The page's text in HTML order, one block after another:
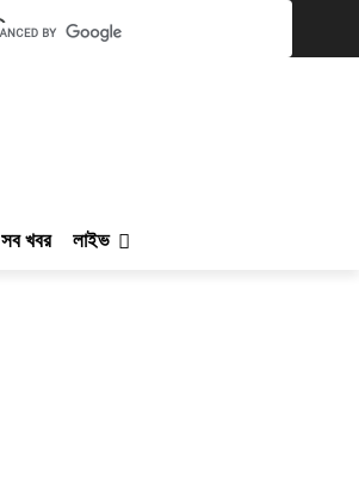
সব খবর লাইভ